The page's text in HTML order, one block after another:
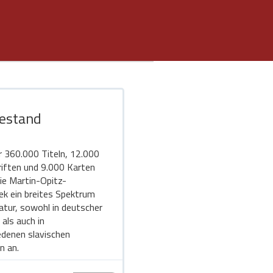
360.000 Titeln, 12.000
und 9.000 Karten
Martin-Opitz-
ein breites Spektrum
sowohl in deutscher
auch in
slavischen
an.